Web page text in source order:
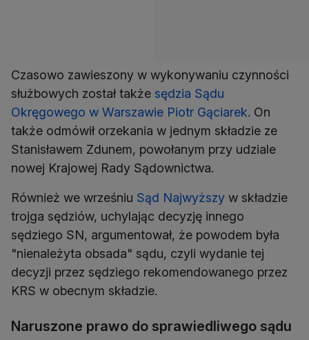
Czasowo zawieszony w wykonywaniu czynności
służbowych został także sędzia Sądu
Okręgowego w Warszawie Piotr Gąciarek. On
także odmówił orzekania w jednym składzie ze
Stanisławem Zdunem, powołanym przy udziale
nowej Krajowej Rady Sądownictwa.
Również we wrześniu Sąd Najwyższy w składzie
trojga sędziów, uchylając decyzję innego
sędziego SN, argumentował, że powodem była
"nienależyta obsada" sądu, czyli wydanie tej
decyzji przez sędziego rekomendowanego przez
KRS w obecnym składzie.
Naruszone prawo do sprawiedliwego sądu